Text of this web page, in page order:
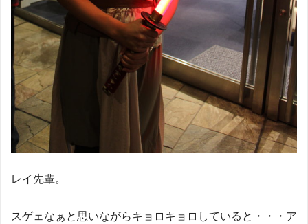
レイ先輩。
スゲェなぁと思いながらキョロキョロしていると・・・ア